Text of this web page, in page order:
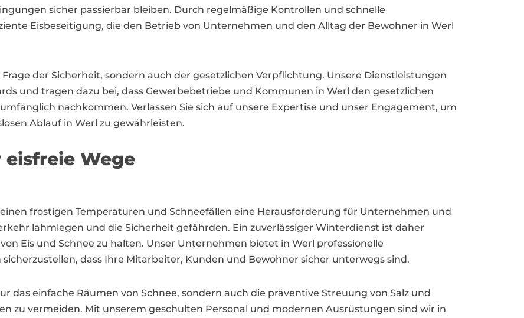
sicher passierbar bleiben. Durch regelmäßige Kontrollen und schnelle
Eisbeseitigung, die den Betrieb von Unternehmen und den Alltag der Bewohner in Werl
der Sicherheit, sondern auch der gesetzlichen Verpflichtung. Unsere Dienstleistungen
und tragen dazu bei, dass Gewerbebetriebe und Kommunen in Werl den gesetzlichen
nachkommen. Verlassen Sie sich auf unsere Expertise und unser Engagement, um
Ablauf in Werl zu gewährleisten.
Wege
frostigen Temperaturen und Schneefällen eine Herausforderung für Unternehmen und
lahmlegen und die Sicherheit gefährden. Ein zuverlässiger Winterdienst ist daher
Eis und Schnee zu halten. Unser Unternehmen bietet in Werl professionelle
dass Ihre Mitarbeiter, Kunden und Bewohner sicher unterwegs sind.
das einfache Räumen von Schnee, sondern auch die präventive Streuung von Salz und
zu vermeiden. Mit unserem geschulten Personal und modernen Ausrüstungen sind wir in